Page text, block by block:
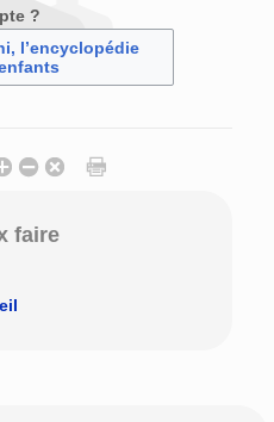
?
l’encyclopédie
faire